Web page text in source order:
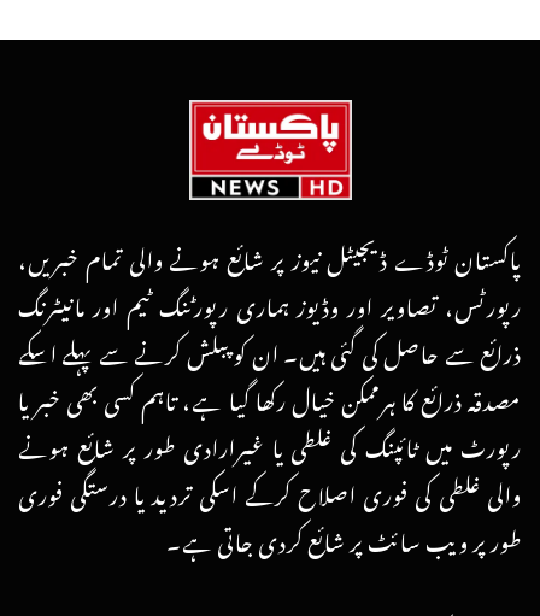
پاکستان ٹوڈے ڈیجیٹل نیوز پر شائع ہونے والی تمام خبریں،
رپورٹس، تصاویر اور وڈیوز ہماری رپورٹنگ ٹیم اور مانیٹرنگ
ذرائع سے حاصل کی گئی ہیں۔ ان کو پبلش کرنے سے پہلے اسکے
مصدقہ ذرائع کا ہرممکن خیال رکھا گیا ہے، تاہم کسی بھی خبر یا
رپورٹ میں ٹائپنگ کی غلطی یا غیرارادی طور پر شائع ہونے
والی غلطی کی فوری اصلاح کرکے اسکی تردید یا درستگی فوری
طور پر ویب سائٹ پر شائع کردی جاتی ہے۔